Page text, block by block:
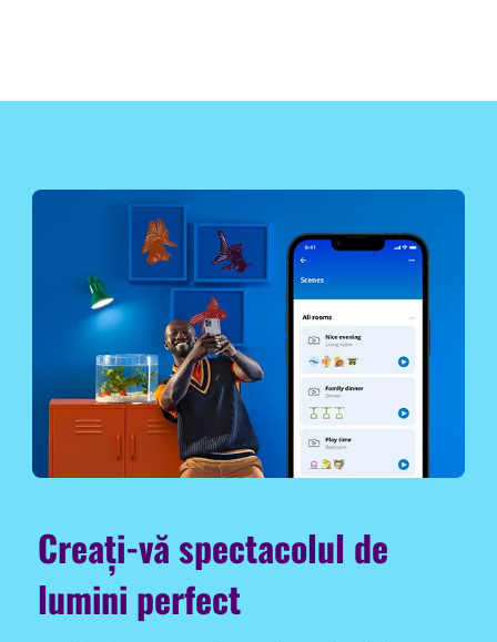
Creați-vă spectacolul de
lumini perfect